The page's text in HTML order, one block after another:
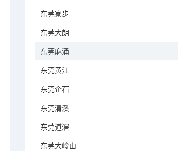
东莞寮步
东莞大朗
东莞麻涌
东莞黄江
东莞企石
东莞清溪
东莞道滘
东莞大岭山